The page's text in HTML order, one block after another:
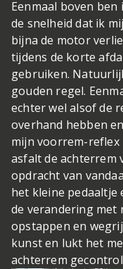
Eenmaal boven
de snelheid dat ik
bijna de motor
tijdens de korte
gebruiken.
gouden regel.
echter wel alsof de
overhand hebben
mijn voorrem-reflex
asfalt de achterrem
opdracht van
het kleine pedaaltje
de verandering met
opstappen en
kunst en lukt het
achterrem